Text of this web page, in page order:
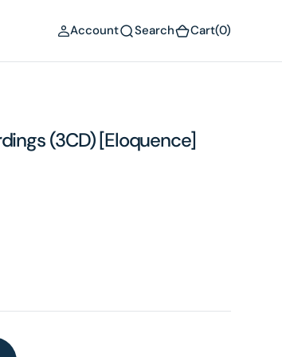
Account Search Cart(0)
(3CD) [Eloquence]